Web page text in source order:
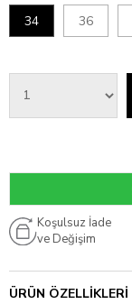
34
36
Koşulsuz İade
ve Değişim
ÜRÜN ÖZELLIKLERI